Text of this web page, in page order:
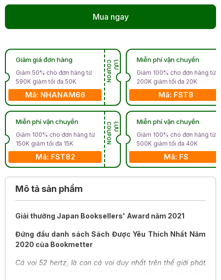
Mua ngay
Giảm giá đơn hàng
Giảm 50% cho đơn hàng từ
590K giảm tối đa 50K
Mã: NHANAM66
L
Ư
U
C
O
U
P
O
N
Miễn phí vận chuyển
Giảm 100% cho đơn hàng từ
150K giảm tối đa 15K
Mã: FST82
L
Ư
U
C
O
U
P
O
N
Miễn phí vận chuyển
Giảm 100% cho đơn hàng từ
200K giảm tối đa 20K
Mã: FST8
Miễn phí vận chuyển
Giảm 100% cho đơn hàng từ
500K giảm tối đa 40K
Mã: FS
Mô tả sản phẩm
Giải thưởng Japan Booksellers' Award năm 2021
Đứng đầu danh sách Sách Được Yêu Thích Nhất Năm
2020 của Bookmetter
Cá voi 52 hertz, là con cá voi duy nhất trên thế giới phát
ra tiếng kêu với tần số mà những con cá voi khác không